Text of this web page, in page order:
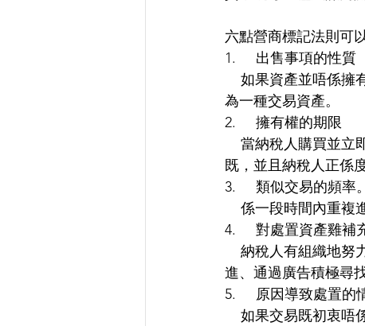
六點營商標記法則可
1.     出售事項的性質
為一種交易資產。
2.     擁有權的期限
既，並且納稅人正係
3.     類似交易的頻率。
係一段時間內
4.     對處置資產雞補
進、通過廣告積極尋
5.     原因導致處置的